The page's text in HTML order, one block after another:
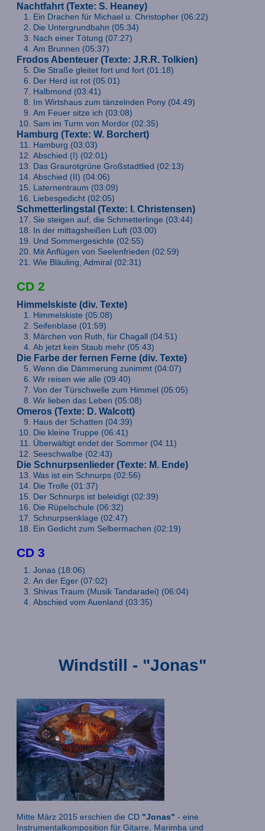
Nachtfahrt (Texte: S. Heaney)
Ein Drachen für Michael u. Christopher (06:22)
Die Untergrundbahn (05:34)
Nach einer Tötung (07:27)
Am Brunnen (05:37)
Frodos Abenteuer (Texte: J.R.R. Tolkien)
Die Straße gleitet fort und fort (01:18)
Der Herd ist rot (05.01)
Halbmond (03:41)
Im Wirtshaus zum tänzelnden Pony (04:49)
Am Feuer sitze ich (03:08)
Sam im Turm von Mordor (02:35)
Hamburg (Texte: W. Borchert)
Hamburg (03:03)
Abschied (I) (02:01)
Das Graurotgrüne Großstadtlied (02:13)
Abschied (II) (04:06)
Laternentraum (03:09)
Liebesgedicht (02:05)
Schmetterlingstal (Texte: I. Christensen)
Sie steigen auf, die Schmetterlinge (03:44)
In der mittagsheißen Luft (03:00)
Und Sommergesichte (02:55)
Mit Anflügen von Seelenfrieden (02:59)
Wie Bläuling, Admiral (02:31)
CD 2
Himmelskiste (div. Texte)
Himmelskiste (05:08)
Seifenblase (01:59)
Märchen von Ruth, für Chagall (04:51)
Ab jetzt kein Staub mehr (05:43)
Die Farbe der fernen Ferne (div. Texte)
Wenn die Dämmerung zunimmt (04:07)
Wir reisen wie alle (09:40)
Von der Türschwelle zum Himmel (05:05)
Wir lieben das Leben (05:08)
Omeros (Texte: D. Walcott)
Haus der Schatten (04:39)
Die kleine Truppe (06:41)
Überwältigt endet der Sommer (04:11)
Seeschwalbe (02:43)
Die Schnurpsenlieder (Texte: M. Ende)
Was ist ein Schnurps (02:56)
Die Trolle (01:37)
Der Schnurps ist beleidigt (02:39)
Die Rüpelschule (06:32)
Schnurpsenklage (02:47)
Ein Gedicht zum Selbermachen (02:19)
CD 3
Jonas (18:06)
An der Eger (07:02)
Shivas Traum (Musik Tandaradei) (06:04)
Abschied vom Auenland (03:35)
Windstill - "Jonas"
Mitte März 2015 erschien die CD "Jonas" - eine
Instrumentalkomposition für Gitarre, Marimba und